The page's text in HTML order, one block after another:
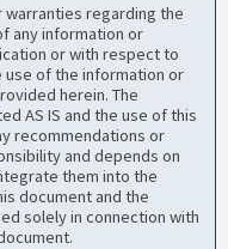
regarding the
any information or
or with respect to
use of the information or
herein. The
AS IS and the use of this
recommendations or
and depends on
them into the
document and the
solely in connection with